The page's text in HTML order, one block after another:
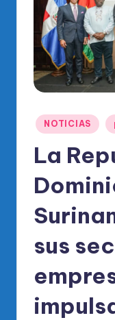
o
O
al
el
R
M
Publicado
en
NOTICIAS
La
sus